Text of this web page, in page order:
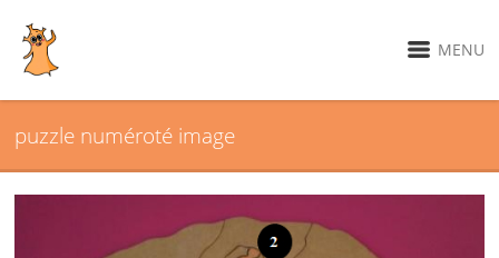
MENU
puzzle numéroté image